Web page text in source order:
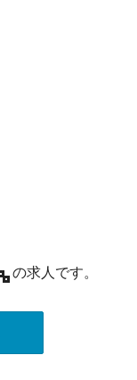
の求人です。